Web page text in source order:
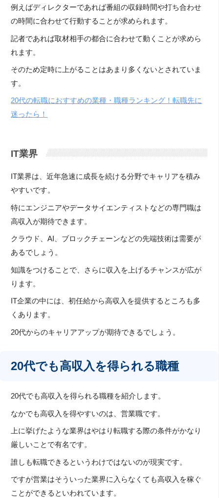
例えばディレクターであれば番組の収録時間や打ち合わせ
の時間に合わせて行動することが求められます。
記者であれば取材相手の都合に合わせて動くことが求めら
れます。
そのため定時に上がることはあまり多くないとされていま
す。
20代の転職におすすめの業種・職種ランキング！転職先に
迷ったら！
IT業界
IT業界は、近年急速に成長を続ける分野でキャリアを積み
やすいです。
特にエンジニアやデータサイエンティストなどの専門職は
高収入が期待できます。
クラウド、AI、ブロックチェーンなどの先端技術は需要が
あるでしょう。
知識をつけることで、さらに収入を上げるチャンスが広が
ります。
IT企業の中には、初任給から高収入を提供するところも多
くあります。
20代からのキャリアアップが期待できるでしょう。
20代でも高収入を得られる職種
20代でも高収入を得られる職種を紹介します。
なかでも高収入を得やすいのは、営業職です。
上に挙げたような業界はやはり転職する際の条件がかなり
厳しいことで有名です。
誰しも転職できるというわけではないのが現実です。
ですが営業はそういった業界に入らなくても高収入を稼ぐ
ことができるといわれています。